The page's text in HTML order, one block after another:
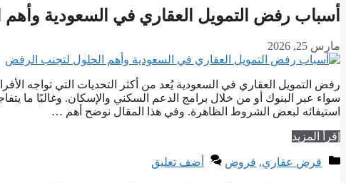
أسباب رفض التمويل العقاري في السعودية
مارس 25, 2026
رفض التمويل العقاري في السعودية يُعد من أكثر التحديات التي تواجه
سواء عبر البنوك أو من خلال برامج الدعم السكني والإسكان. وغالبًا ما
استيفائه لبعض الشروط الظاهرة. وفي هذا المقال نوضح أهم …
إقرأ المزيد
التصنيفات
قرض عقاري, قروض أضف تعليق